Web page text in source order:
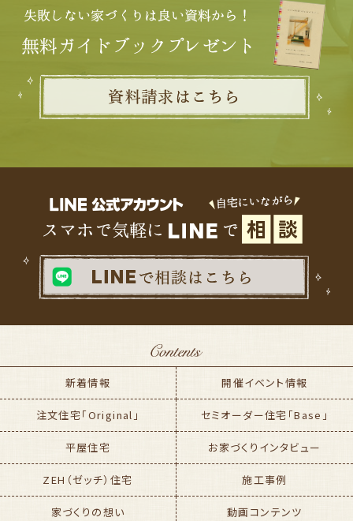
新着情報 開催イベント情報
注文住宅「Original」 セミオーダー住宅「Base」
平屋住宅 お家づくりインタビュー
ZEH（ゼッチ）住宅 施工事例
家づくりの想い 動画コンテンツ